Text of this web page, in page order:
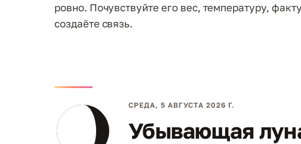
ровно. Почувствуйте его вес, температуру,
создаёте связь.
СРЕДА, 5 АВГУСТА 2026 Г.
Убывающая